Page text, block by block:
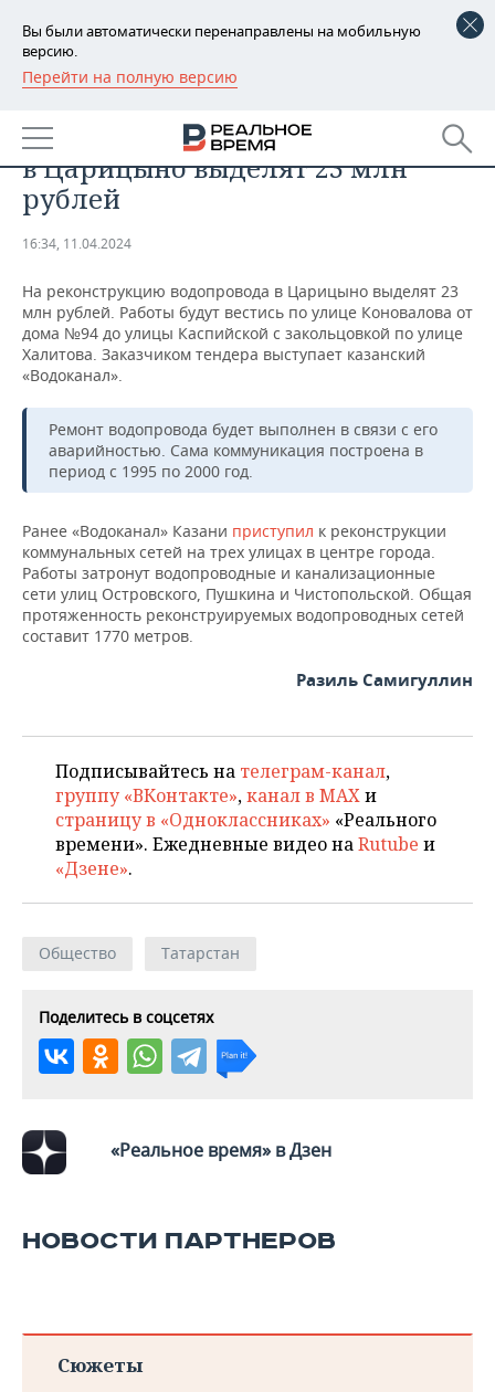
Вы были автоматически перенаправлены на мобильную
версию.
Перейти на полную версию
РЕГИОНЫ
БАШКОРТОСТАН
ТАТАРСТАН
НОВОСТИ
АНАЛИТИКА
ДЕКЛАРАЦИИ О ДОХОДАХ
КОРОЛИ ГОСЗАКАЗА ПФО
ВУЗЫ ТАТАРСТАНА
КОМУ ПРИНАДЛЕЖАТ
ТОРГОВЫЕ ЦЕНТРЫ
ТАТАРСТАНА
НОВОСТИ ЭКОНОМИКИ
ФИНАНСЫ
БАНКИ
БЮДЖЕТ
ИНВЕСТИЦИИ
ПРОМЫШЛЕННОСТЬ
НОВОСТИ
ПРОМЫШЛЕННОСТИ
МАШИНОСТРОЕНИЕ
НЕФТЬ
ОПК
НЕДВИЖИМОСТЬ
НОВОСТИ НЕДВИЖИМОСТИ
АВТО
НОВОСТИ АВТО
БИЗНЕС
НОВОСТИ БИЗНЕСА
РОЗНИЧНАЯ ТОРГОВЛЯ
ТРАНСПОРТ
УСЛУГИ
ТЕХНОЛОГИИ
НОВОСТИ ТЕХНОЛОГИЙ
IT
МЕДИА
МЕРОПРИЯТИЯ
НОВОСТИ МЕРОПРИЯТИЙ
ВЫЕЗДНАЯ РЕДАКЦИЯ
ONLINE-КОНФЕРЕНЦИИ
ОТКРЫТАЯ ЛЕКЦИЯ
СПОРТ
НОВОСТИ СПОРТА
ХОККЕЙ
БАСКЕТБОЛ
ВОЛЕЙБОЛ
ФИГУРНОЕ КАТАНИЕ
ХОККЕЙ С МЯЧОМ
ОБЩЕСТВО
ВЛАСТЬ
ИНФРАСТРУКТУРА
ИСТОРИЯ
МЕДИЦИНА
ПРОИСШЕСТВИЯ
СЮЖЕТЫ
СПРАВОЧНИК
СПИСОК ПЕРСОН
ПОЛНАЯ ВЕРСИЯ
На реконструкцию водопровода
в Царицыно выделят 23 млн
рублей
16:34, 11.04.2024
На реконструкцию водопровода в Царицыно выделят 23
млн рублей. Работы будут вестись по улице Коновалова от
дома №94 до улицы Каспийской с закольцовкой по улице
Халитова. Заказчиком тендера выступает казанский
«Водоканал».
Ремонт водопровода будет выполнен в связи с его
аварийностью. Сама коммуникация построена в
период с 1995 по 2000 год.
Ранее «Водоканал» Казани приступил к реконструкции
коммунальных сетей на трех улицах в центре города.
Работы затронут водопроводные и канализационные
сети улиц Островского, Пушкина и Чистопольской. Общая
протяженность реконструируемых водопроводных сетей
составит 1770 метров.
Разиль Самигуллин
Подписывайтесь на телеграм-канал,
группу «ВКонтакте»,канал в MAXи
страницу в «Одноклассниках» «Реального
времени». Ежедневные видео наRutube и
«Дзене».
Общество Татарстан
Поделитесь в соцсетях
«Реальное время» в Дзен
НОВОСТИ ПАРТНЕРОВ
Сюжеты